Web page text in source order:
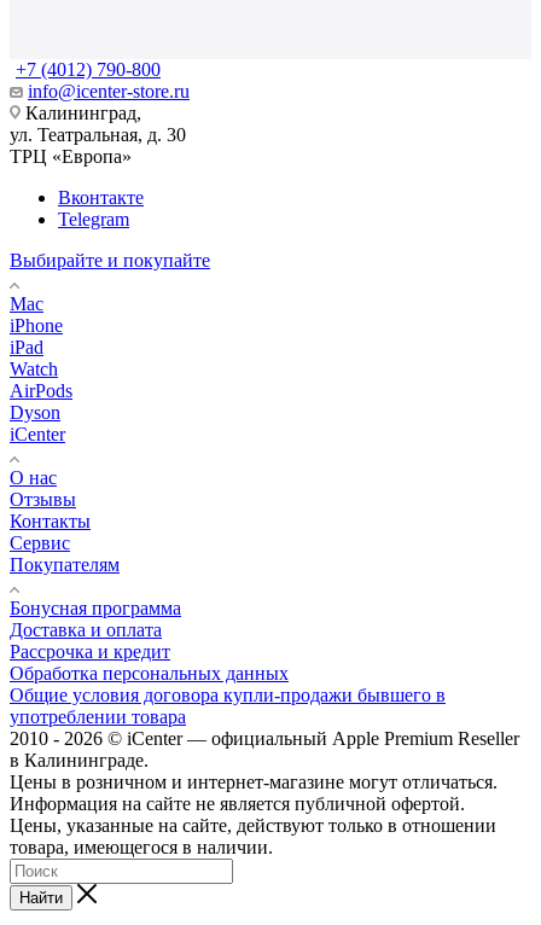
+7 (4012) 790-800
info@icenter-store.ru
Калининград,
ул. Театральная, д. 30
ТРЦ «Европа»
Вконтакте
Telegram
Выбирайте и покупайте
Mac
iPhone
iPad
Watch
AirPods
Dyson
iCenter
О нас
Отзывы
Контакты
Сервис
Покупателям
Бонусная программа
Доставка и оплата
Рассрочка и кредит
Обработка персональных данных
Общие условия договора купли-продажи бывшего в
употреблении товара
2010 - 2026 © iCenter — официальный Apple Premium Reseller
в Калининграде.
Цены в розничном и интернет-магазине могут отличаться.
Информация на сайте не является публичной офертой.
Цены, указанные на сайте, действуют только в отношении
товара, имеющегося в наличии.
Найти